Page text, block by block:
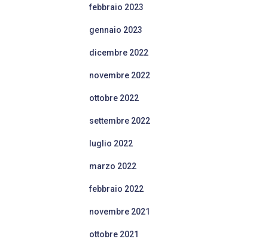
febbraio 2023
gennaio 2023
dicembre 2022
novembre 2022
ottobre 2022
settembre 2022
luglio 2022
marzo 2022
febbraio 2022
novembre 2021
ottobre 2021